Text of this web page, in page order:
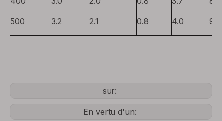
500 3.2 2.1 0.8 4.0 98
sur:
En vertu d'un: